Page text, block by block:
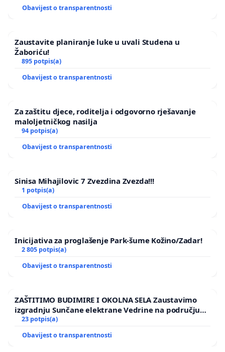
Obavijest o transparentnosti
Zaustavite planiranje luke u uvali Studena u
Žaboriću!
895 potpis(a)
Obavijest o transparentnosti
Za zaštitu djece, roditelja i odgovorno rješavanje
maloljetničkog nasilja
94 potpis(a)
Obavijest o transparentnosti
Sinisa Mihajilovic 7 Zvezdina Zvezda!!!
1 potpis(a)
Obavijest o transparentnosti
Inicijativa za proglašenje Park-šume Kožino/Zadar!
2 805 potpis(a)
Obavijest o transparentnosti
ZAŠTITIMO BUDIMIRE I OKOLNA SELA Zaustavimo
izgradnju Sunčane elektrane Vedrine na području
Ugljana
23 potpis(a)
Obavijest o transparentnosti